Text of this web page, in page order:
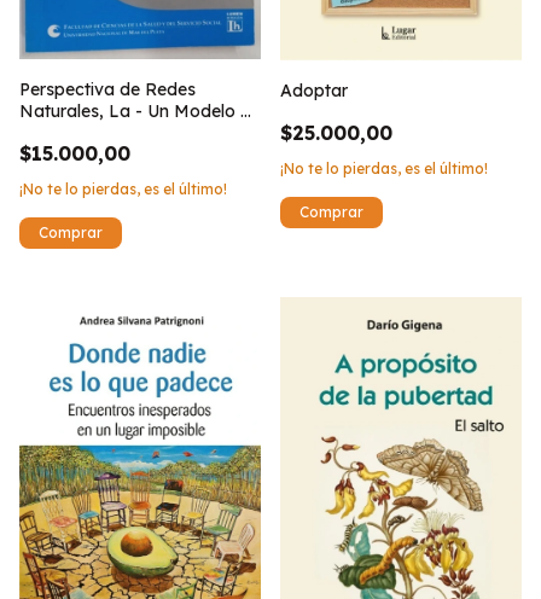
Perspectiva de Redes
Naturales, La - Un Modelo de
Social
$15.000,00
¡No te lo pierdas, es el último!
Adoptar
$25.000,00
¡No te lo pierdas, es el último!